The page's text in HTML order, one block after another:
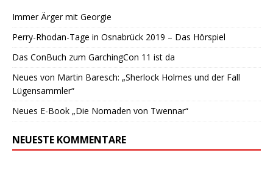
Immer Ärger mit Georgie
Perry-Rhodan-Tage in Osnabrück 2019 – Das Hörspiel
Das ConBuch zum GarchingCon 11 ist da
Neues von Martin Baresch: „Sherlock Holmes und der Fall
Lügensammler“
Neues E-Book „Die Nomaden von Twennar“
NEUESTE KOMMENTARE